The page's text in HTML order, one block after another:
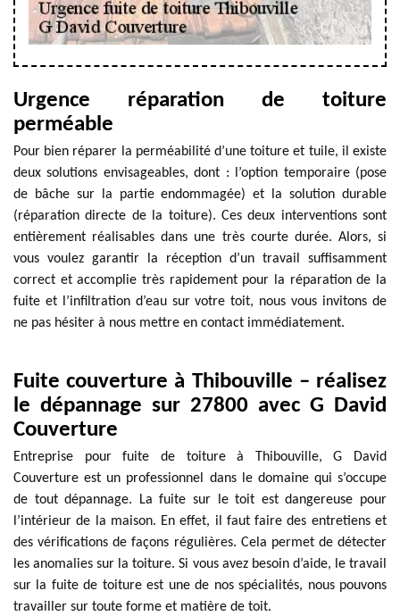
Urgence réparation de toiture
perméable
Pour bien réparer la perméabilité d’une toiture et tuile, il existe
deux solutions envisageables, dont : l’option temporaire (pose
de bâche sur la partie endommagée) et la solution durable
(réparation directe de la toiture). Ces deux interventions sont
entièrement réalisables dans une très courte durée. Alors, si
vous voulez garantir la réception d’un travail suffisamment
correct et accomplie très rapidement pour la réparation de la
fuite et l’infiltration d’eau sur votre toit, nous vous invitons de
ne pas hésiter à nous mettre en contact immédiatement.
Fuite couverture à Thibouville – réalisez
le dépannage sur 27800 avec G David
Couverture
Entreprise pour fuite de toiture à Thibouville, G David
Couverture est un professionnel dans le domaine qui s’occupe
de tout dépannage. La fuite sur le toit est dangereuse pour
l’intérieur de la maison. En effet, il faut faire des entretiens et
des vérifications de façons régulières. Cela permet de détecter
les anomalies sur la toiture. Si vous avez besoin d’aide, le travail
sur la fuite de toiture est une de nos spécialités, nous pouvons
travailler sur toute forme et matière de toit.